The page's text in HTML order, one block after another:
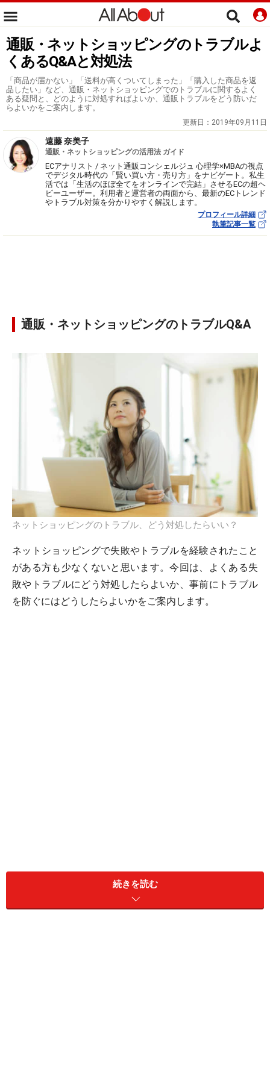
通販・ネットショッピングのトラブルよ
くあるQ&Aと対処法
「商品が届かない」「送料が高くついてしまった」「購入した商品を返
品したい」など、通販・ネットショッピングでのトラブルに関するよく
ある疑問と、どのように対処すればよいか、通販トラブルをどう防いだ
らよいかをご案内します。
更新日： 2019年09月11日
遠藤 奈美子
通販・ネットショッピングの活用法 ガイド
ECアナリスト / ネット通販コンシェルジュ 心理学×MBAの視点
でデジタル時代の「賢い買い方・売り方」をナビゲート。私生
活では「生活のほぼ全てをオンラインで完結」させるECの超ヘ
ビーユーザー。利用者と運営者の両面から、最新のECトレンド
やトラブル対策を分かりやすく解説します。
プロフィール詳細
執筆記事一覧
通販・ネットショッピングのトラブルQ&A
ネットショッピングのトラブル、どう対処したらいい？
ネットショッピングで失敗やトラブルを経験されたこと
がある方も少なくないと思います。今回は、よくある失
敗やトラブルにどう対処したらよいか、事前にトラブル
を防ぐにはどうしたらよいかをご案内します。
い！
■A. 迷惑メールやメールの受信設定を確認しましょう
注文が完了するとショップからの自動送信メールが送ら
続きを読む